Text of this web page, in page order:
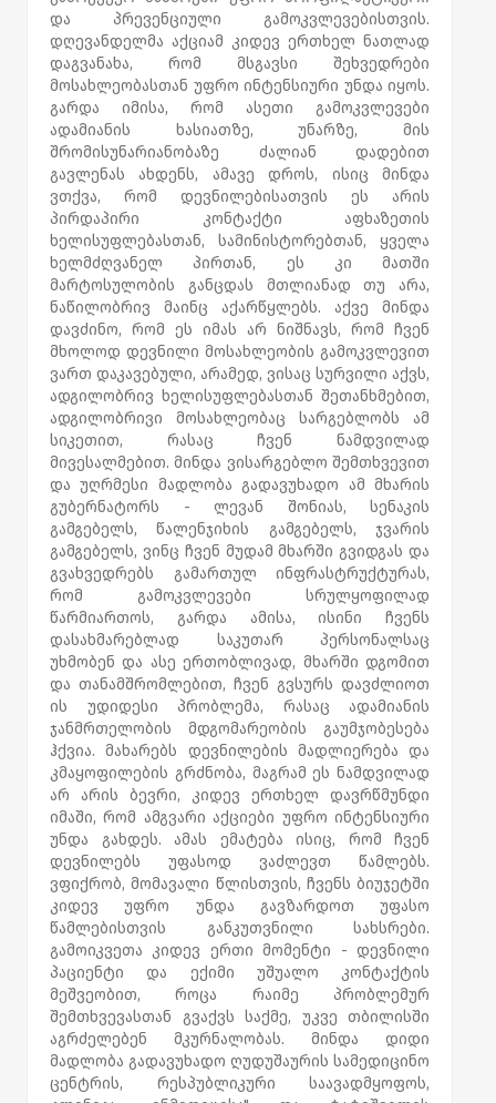
და პრევენციული გამოკვლევებისთვის.
დღევანდელმა აქციამ კიდევ ერთხელ ნათლად
დაგვანახა, რომ მსგავსი შეხვედრები
მოსახლეობასთან უფრო ინტენსიური უნდა იყოს.
გარდა იმისა, რომ ასეთი გამოკვლევები
ადამიანის ხასიათზე, უნარზე, მის
შრომისუნარიანობაზე ძალიან დადებით
გავლენას ახდენს, ამავე დროს, ისიც მინდა
ვთქვა, რომ დევნილებისათვის ეს არის
პირდაპირი კონტაქტი აფხაზეთის
ხელისუფლებასთან, სამინისტორებთან, ყველა
ხელმძღვანელ პირთან, ეს კი მათში
მარტოსულობის განცდას მთლიანად თუ არა,
ნაწილობრივ მაინც აქარწყლებს. აქვე მინდა
დავძინო, რომ ეს იმას არ ნიშნავს, რომ ჩვენ
მხოლოდ დევნილი მოსახლეობის გამოკვლევით
ვართ დაკავებული, არამედ, ვისაც სურვილი აქვს,
ადგილობრივ ხელისუფლებასთან შეთანხმებით,
ადგილობრივი მოსახლეობაც სარგებლობს ამ
სიკეთით, რასაც ჩვენ ნამდვილად
მივესალმებით. მინდა ვისარგებლო შემთხვევით
და უღრმესი მადლობა გადავუხადო ამ მხარის
გუბერნატორს - ლევან შონიას, სენაკის
გამგებელს, წალენჯიხის გამგებელს, ჯვარის
გამგებელს, ვინც ჩვენ მუდამ მხარში გვიდგას და
გვახვედრებს გამართულ ინფრასტრუქტურას,
რომ გამოკვლევები სრულყოფილად
წარმიართოს, გარდა ამისა, ისინი ჩვენს
დასახმარებლად საკუთარ პერსონალსაც
უხმობენ და ასე ერთობლივად, მხარში დგომით
და თანამშრომლებით, ჩვენ გვსურს დავძლიოთ
ის უდიდესი პრობლემა, რასაც ადამიანის
ჯანმრთელობის მდგომარეობის გაუმჯობესება
ჰქვია. მახარებს დევნილების მადლიერება და
კმაყოფილების გრძნობა, მაგრამ ეს ნამდვილად
არ არის ბევრი, კიდევ ერთხელ დავრწმუნდი
იმაში, რომ ამგვარი აქციები უფრო ინტენსიური
უნდა გახდეს. ამას ემატება ისიც, რომ ჩვენ
დევნილებს უფასოდ ვაძლევთ წამლებს.
ვფიქრობ, მომავალი წლისთვის, ჩვენს ბიუჯეტში
კიდევ უფრო უნდა გავზარდოთ უფასო
წამლებისთვის განკუთვნილი სახსრები.
გამოიკვეთა კიდევ ერთი მომენტი - დევნილი
პაციენტი და ექიმი უშუალო კონტაქტის
მეშვეობით, როცა რაიმე პრობლემურ
შემთხვევასთან გვაქვს საქმე, უკვე თბილისში
აგრძელებენ მკურნალობას. მინდა დიდი
მადლობა გადავუხადო ღუდუშაურის სამედიცინო
ცენტრის, რესპუბლიკური საავადმყოფოს,